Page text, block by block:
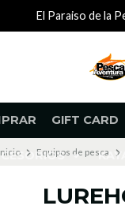
GIFT CARD
El Paraiso de la
Equipos de pesca